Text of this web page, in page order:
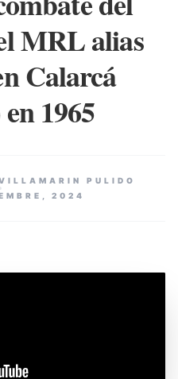
MRL alias
Calarcá
1965
PULIDO
2024